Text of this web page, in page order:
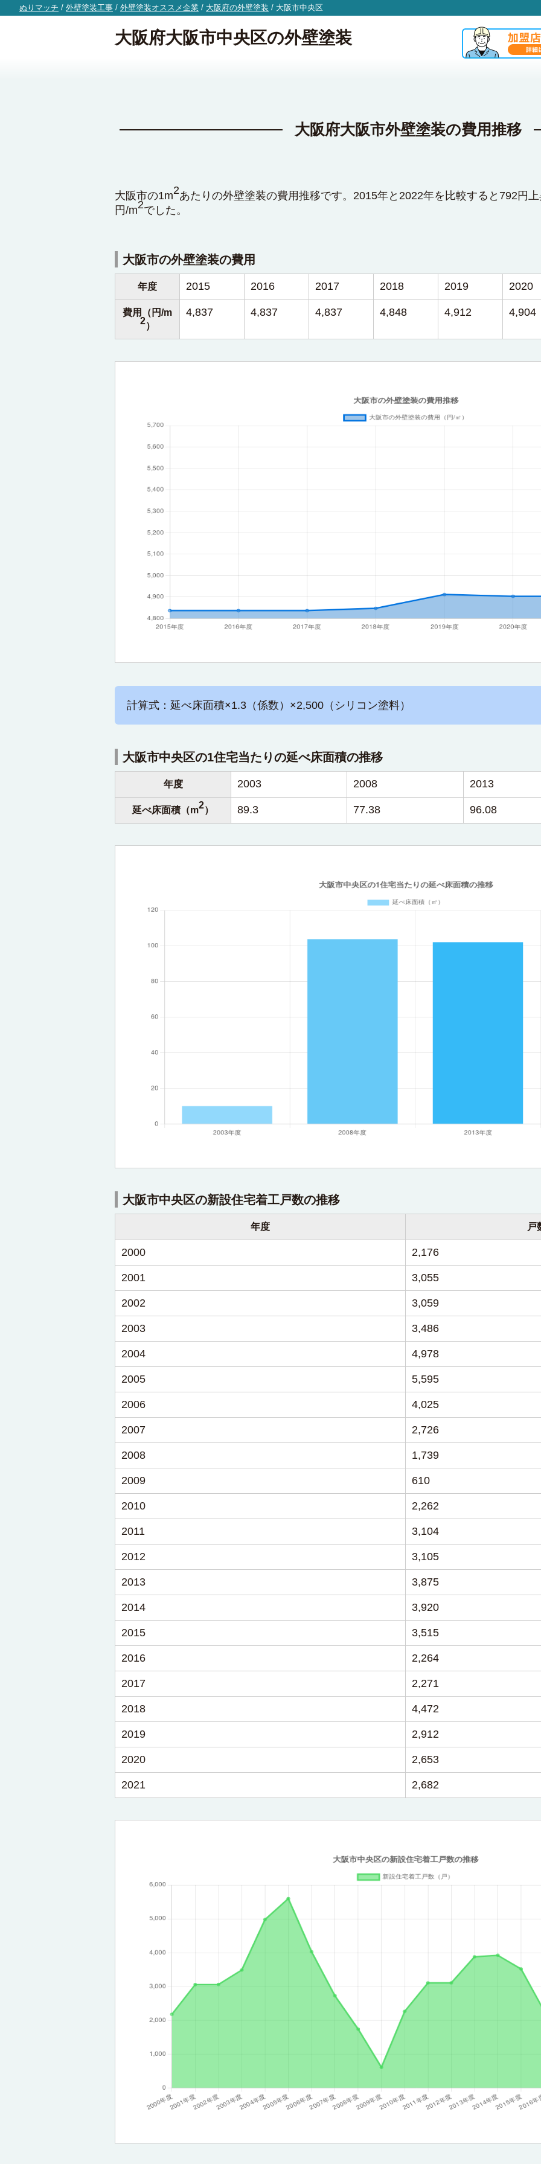
ぬりマッチ / 外壁塗装工事 / 外壁塗装オススメ企業 / 大阪府の外壁塗装 / 大阪市中央区
大阪府大阪市中央区の外壁塗装
大阪府大阪市外壁塗装の費用推移
大阪市の1m2あたりの外壁塗装の費用推移です。2015年と2022年を比較すると792円
円/m2でした。
大阪市の外壁塗装の費用
年度 2015 2016 2017 2018 2019 2020
費用（円/m
2）
4,837 4,837 4,837 4,848 4,912 4,904
計算式：延べ床面積×1.3（係数）×2,500（シリコン塗料）
大阪市中央区の1住宅当たりの延べ床面積の推移
年度 2003 2008 2013
延べ床面積（m2） 89.3 77.38 96.08
大阪市中央区の新設住宅着工戸数の推移
年度 戸
2000 2,176
2001 3,055
2002 3,059
2003 3,486
2004 4,978
2005 5,595
2006 4,025
2007 2,726
2008 1,739
2009 610
2010 2,262
2011 3,104
2012 3,105
2013 3,875
2014 3,920
2015 3,515
2016 2,264
2017 2,271
2018 4,472
2019 2,912
2020 2,653
2021 2,682